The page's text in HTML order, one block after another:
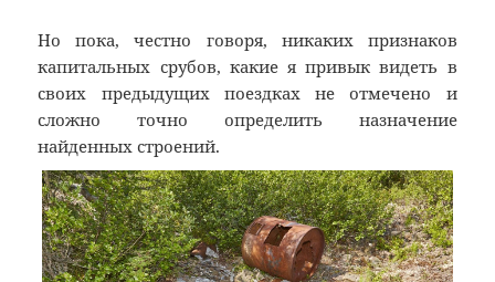
Но пока, честно говоря, никаких признаков
капитальных срубов, какие я привык видеть в
своих предыдущих поездках не отмечено и
сложно точно определить назначение
найденных строений.